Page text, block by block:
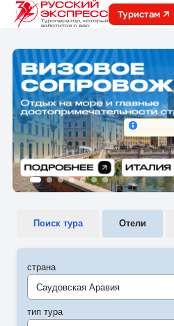
Туристам
Поиск тура Отели
страна
Саудовская Аравия
тип тура